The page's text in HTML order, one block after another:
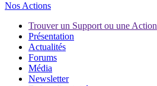
Nos Actions
Trouver un Support ou une Action
Présentation
Actualités
Forums
Média
Newsletter